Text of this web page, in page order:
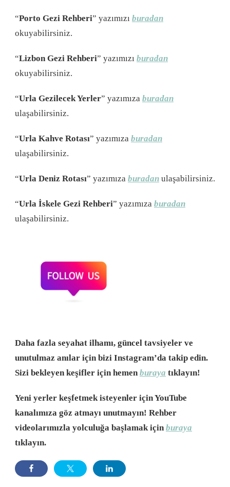
“Porto Gezi Rehberi” yazımızı buradan
okuyabilirsiniz.
“Lizbon Gezi Rehberi” yazımızı buradan
okuyabilirsiniz.
“Urla Gezilecek Yerler” yazımıza buradan
ulaşabilirsiniz.
“Urla Kahve Rotası” yazımıza buradan
ulaşabilirsiniz.
“Urla Deniz Rotası” yazımıza buradan ulaşabilirsiniz.
“Urla İskele Gezi Rehberi” yazımıza buradan
ulaşabilirsiniz.
Daha fazla seyahat ilhamı, güncel tavsiyeler ve
unutulmaz anılar için bizi Instagram’da takip edin.
Sizi bekleyen keşifler için hemenburaya tıklayın!
Yeni yerler keşfetmek isteyenler için YouTube
kanalımıza göz atmayı unutmayın! Rehber
videolarımızla yolculuğa başlamak içinburaya
tıklayın.